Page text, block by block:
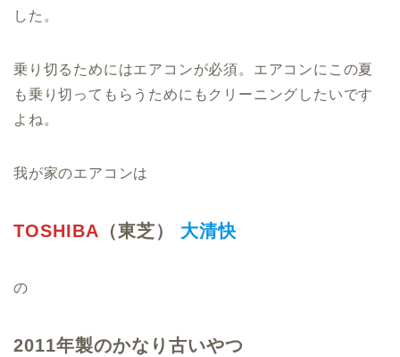
した。
乗り切るためにはエアコンが必須。エアコンにこの夏
も乗り切ってもらうためにもクリーニングしたいです
よね。
我が家のエアコンは
TOSHIBA （東芝） 大清快
の
2011年製のかなり古いやつ